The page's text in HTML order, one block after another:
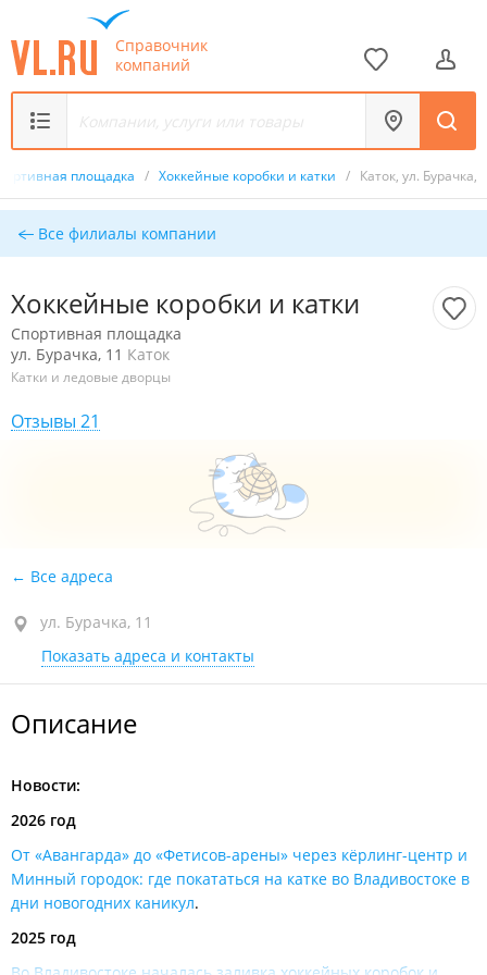
Справочник
компаний
площадка / Хоккейные коробки и катки / Каток, ул. Бурачка,
Все филиалы компании
Хоккейные коробки и катки
Спортивная площадка
ул. Бурачка, 11 Каток
Катки и ледовые дворцы
Отзывы 21
Все адреса
ул. Бурачка, 11
Показать адреса и контакты
Описание
Новости:
2026 год
От «Авангарда» до «Фетисов-арены» через кёрлинг-центр и
Минный городок: где покататься на катке во Владивостоке в
дни новогодних каникул.
2025 год